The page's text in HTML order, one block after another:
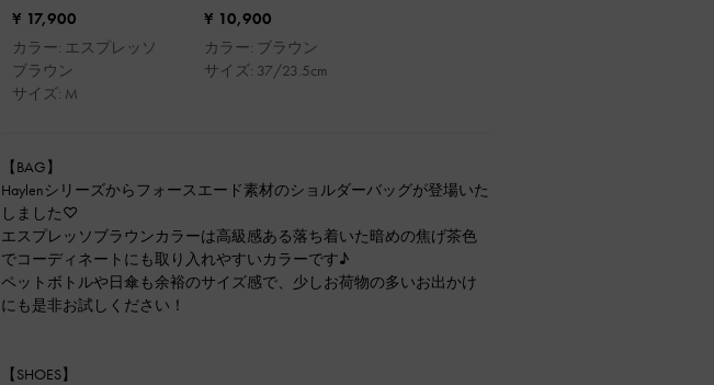
トバッグ
¥ 17,900
カラー: エスプレッソ
ブラウン
サイズ: M
¥ 10,900
カラー: ブラウン
サイズ: 37/23.5cm
【BAG】
Haylenシリーズからフォースエード素材のショルダーバッグが登場いた
しました♡
エスプレッソブラウンカラーは高級感ある落ち着いた暗めの焦げ茶色
でコーディネートにも取り入れやすいカラーです♪
ペットボトルや日傘も余裕のサイズ感で、少しお荷物の多いお出かけ
にも是非お試しください！
【SHOES】